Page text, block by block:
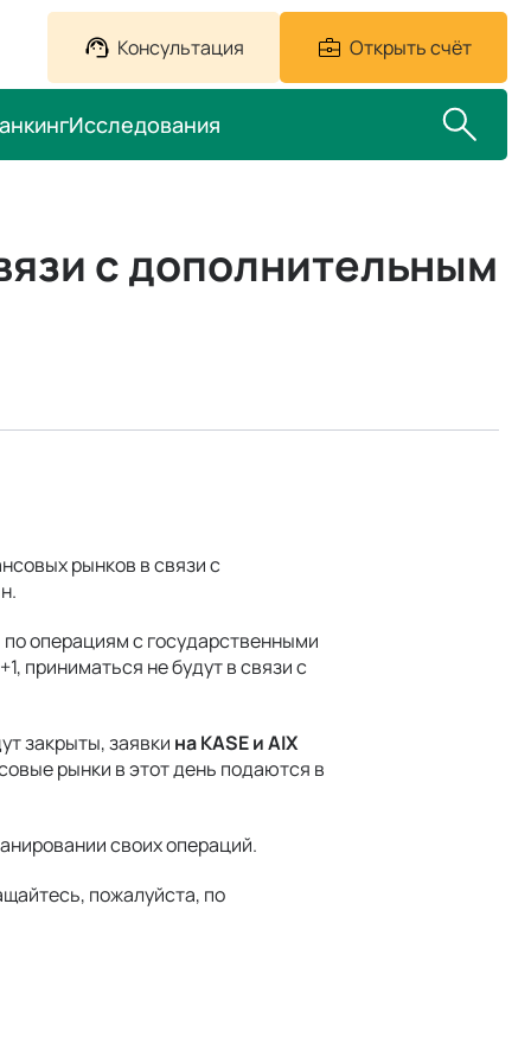
Консультация Открыть счёт
Исследования
с дополнительным
рынков в связи с
операциям с государственными
приниматься не будут в связи с
закрыты, заявки на KASE и AIX
рынки в этот день подаются в
своих операций.
пожалуйста, по